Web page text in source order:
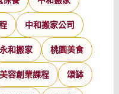
中和搬家公司
永和搬家 桃園美食
美容創業課程 頌缽